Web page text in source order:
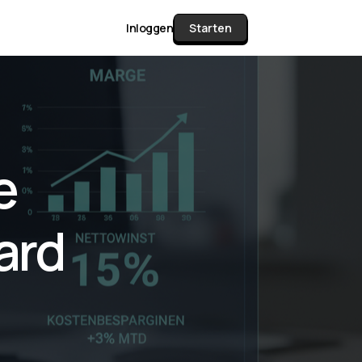
Matrix
alle pakketten en mogelijkheden
documenten verzamelen en facturen
tot controleren, boeken, bank
& klant dashboard.
Inloggen Starten